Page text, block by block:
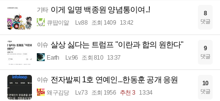
기타 이게 일명 백종원 양념통이여..!
큐땁이알 Lv.88 조회 1409 13:42
8
댓글
이슈 살상 싫다는 트럼프 "이란과 합의 원한다"
Earth Lv.96 조회 810 13:37
9
댓글
이슈 전자발찌 1호 연예인...한동훈 공개 응원
왜구김당 Lv.73 조회 1956 추천 3 13:34
10
댓글